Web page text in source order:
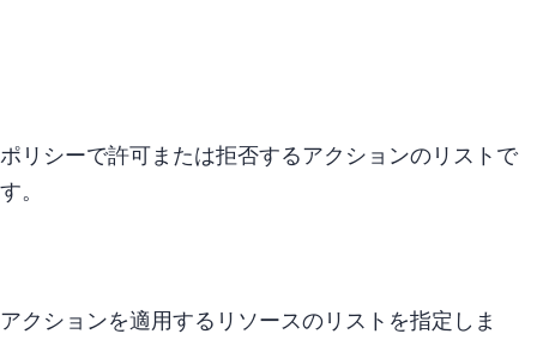
ポリシーで許可または拒否するアクションのリストで
す。
アクションを適用するリソースのリストを指定しま